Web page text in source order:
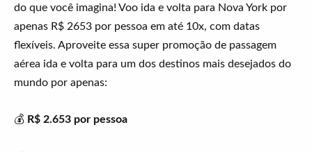
do que você imagina! Voo ida e volta para Nova York por
apenas R$ 2653 por pessoa em até 10x, com datas
flexíveis. Aproveite essa super promoção de passagem
aérea ida e volta para um dos destinos mais desejados do
mundo por apenas:
💰 R$ 2.653 por pessoa